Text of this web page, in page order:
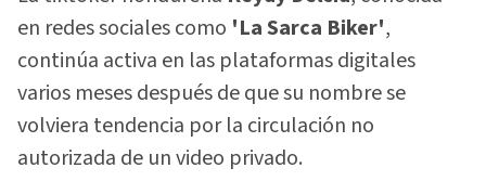
en redes sociales como 'La Sarca Biker',
continúa activa en las plataformas digitales
varios meses después de que su nombre se
volviera tendencia por la circulación no
autorizada de un video privado.